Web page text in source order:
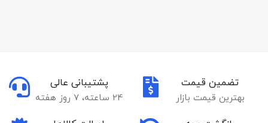
تضمین قیمت
بهترین قیمت بازار
پشتیبانی عالی
24 ساعته، 7 روز هفته